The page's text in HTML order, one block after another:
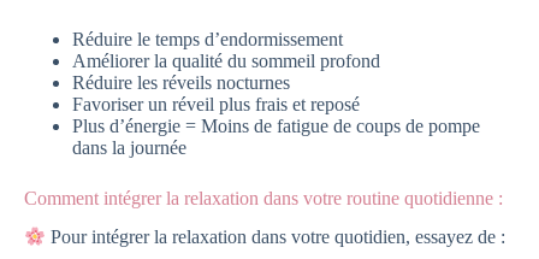
Réduire le temps d’endormissement
Améliorer la qualité du sommeil profond
Réduire les réveils nocturnes
Favoriser un réveil plus frais et reposé
Plus d’énergie = Moins de fatigue de coups de pompe
dans la journée
Comment intégrer la relaxation dans votre routine quotidienne :
Pour intégrer la relaxation dans votre quotidien, essayez de :